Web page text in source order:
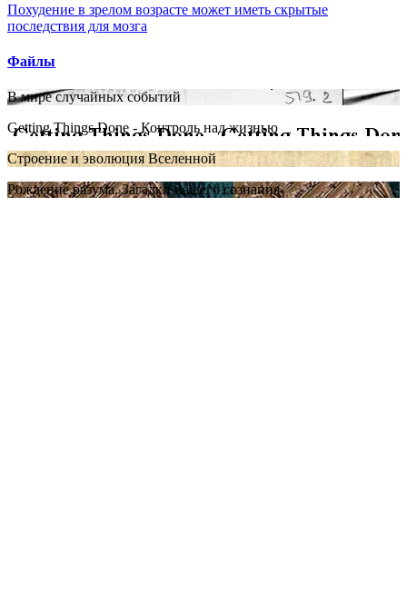
Похудение в зрелом возрасте может иметь скрытые
последствия для мозга
Файлы
В мире случайных событий
Getting Things Done - Контроль над жизнью
Строение и эволюция Вселенной
Рождение разума. Загадки нашего сознания